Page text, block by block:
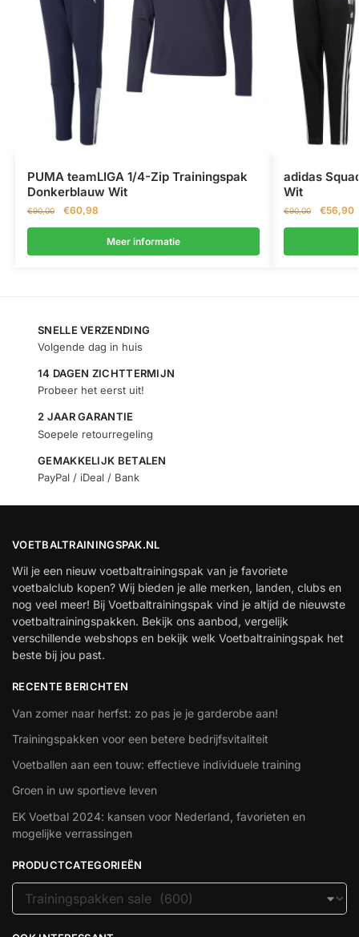
PUMA teamLIGA 1/4-Zip Trainingspak
Donkerblauw Wit
€90,00 €60,98
Meer informatie
adidas
Wit
€90,00 €56,90
SNELLE VERZENDING
Volgende dag in huis
14 DAGEN ZICHTTERMIJN
Probeer het eerst uit!
2 JAAR GARANTIE
Soepele retourregeling
GEMAKKELIJK BETALEN
PayPal / iDeal / Bank
VOETBALTRAININGSPAK.NL
Wil je een nieuw voetbaltrainingspak van je favoriete
voetbalclub kopen? Wij bieden je alle merken, landen, clubs en
nog veel meer! Bij Voetbaltrainingspak vind je altijd de nieuwste
voetbaltrainingspakken. Bekijk ons aanbod, vergelijk
verschillende webshops en bekijk welk Voetbaltrainingspak het
beste bij jou past.
RECENTE BERICHTEN
Van zomer naar herfst: zo pas je je garderobe aan!
Trainingspakken voor een betere bedrijfsvitaliteit
Voetballen aan een touw: effectieve individuele training
Groen in uw sportieve leven
EK Voetbal 2024: kansen voor Nederland, favorieten en
mogelijke verrassingen
PRODUCTCATEGORIEËN